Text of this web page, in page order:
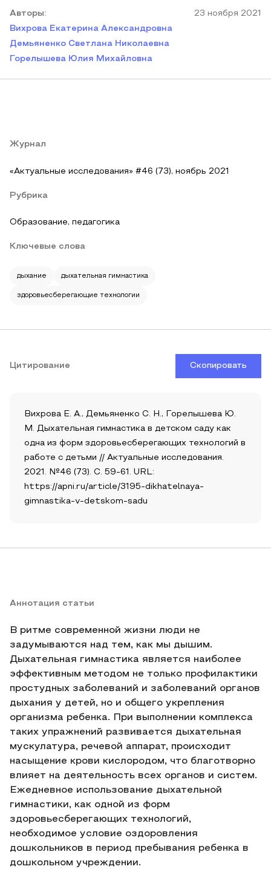
Авторы:
Вихрова Екатерина Александровна
Демьяненко Светлана Николаевна
Горелышева Юлия Михайловна
23 ноября 2021
Журнал
«Актуальные исследования» #46 (73), ноябрь 2021
Рубрика
Образование, педагогика
Ключевые слова
дыхание дыхательная гимнастика
здоровьесберегающие технологии
Цитирование Скопировать
Вихрова Е. А., Демьяненко С. Н., Горелышева Ю.
М. Дыхательная гимнастика в детском саду как
одна из форм здоровьесберегающих технологий в
работе с детьми // Актуальные исследования.
2021. №46 (73). С. 59-61. URL:
https://apni.ru/article/3195-dikhatelnaya-
gimnastika-v-detskom-sadu
Аннотация статьи
В ритме современной жизни люди не
задумываются над тем, как мы дышим.
Дыхательная гимнастика является наиболее
эффективным методом не только профилактики
простудных заболеваний и заболеваний органов
дыхания у детей, но и общего укрепления
организма ребенка. При выполнении комплекса
таких упражнений развивается дыхательная
мускулатура, речевой аппарат, происходит
насыщение крови кислородом, что благотворно
влияет на деятельность всех органов и систем.
Ежедневное использование дыхательной
гимнастики, как одной из форм
здоровьесберегающих технологий,
необходимое условие оздоровления
дошкольников в период пребывания ребенка в
дошкольном учреждении.